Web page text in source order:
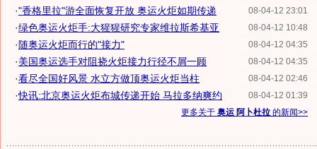
08-04-12 23:01
·"香格里拉"游全面恢复开放 奥运火炬如期传递
08-04-12 10:48
·绿色奥运火炬手:大猩猩研究专家维拉斯希基亚
08-04-12 04:35
·随奥运火炬而行的"接力"
08-04-12 04:35
·美国奥运选手对阻挠火炬接力行径不屑一顾
08-04-12 02:46
·看尽全国好风景 水立方做顶奥运火炬当柱
08-04-12 01:39
·快讯:北京奥运火炬布城传递开始 马拉多纳爽约
更多关于 奥运 阿卜杜拉 的新闻>>